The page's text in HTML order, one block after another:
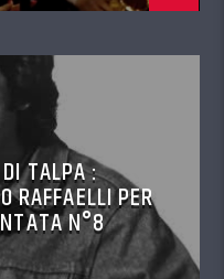
TALPA :
RAFFAELLI PER
N°8